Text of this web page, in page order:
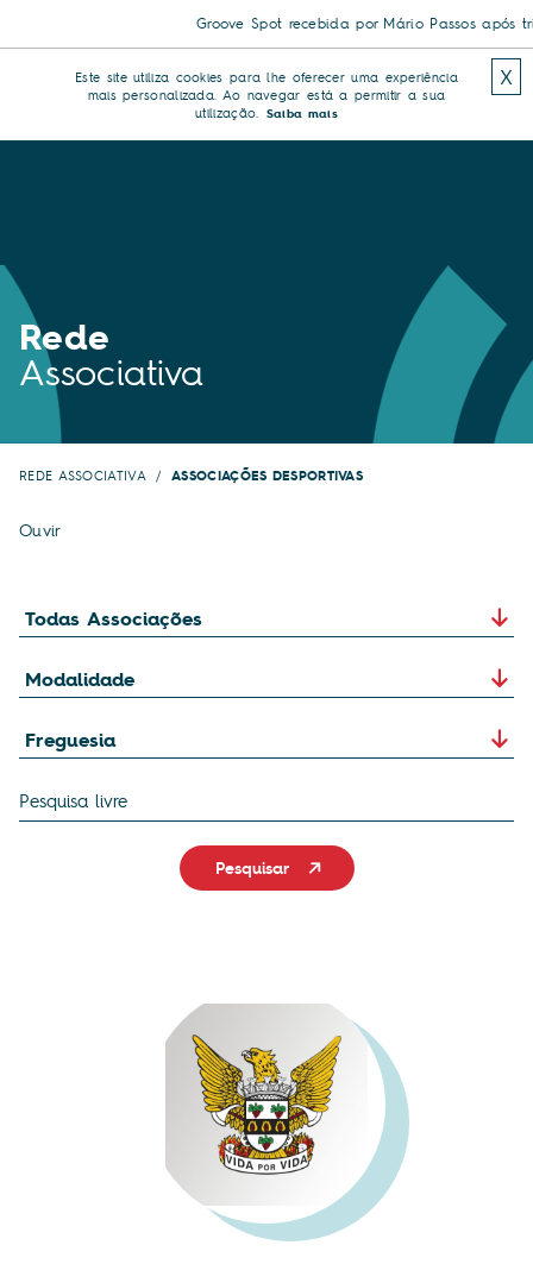
Groove Spot recebida por Mário Passos após
Este site utiliza cookies para lhe oferecer uma experiência
mais personalizada. Ao navegar está a permitir a sua
utilização. Saiba mais
X
Rede
Associativa
REDE ASSOCIATIVA ASSOCIAÇÕES DESPORTIVAS
Ouvir
Pesquisar